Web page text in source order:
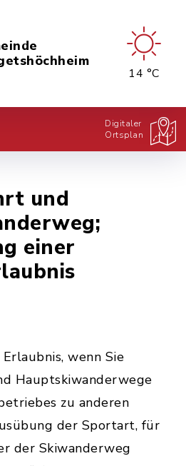
14 °C
Digitaler
Ortsplan
und
einer
wenn Sie
Hauptskiwanderwege
zu anderen
der Sportart, für
der Skiwanderweg